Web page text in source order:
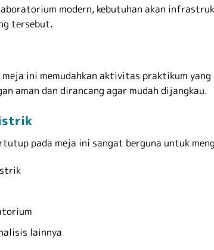
modern, kebutuhan akan
tersebut.
meja ini memudahkan aktivitas praktikum
aman dan dirancang agar mudah dijangkau.
pada meja ini sangat berguna untuk
lainnya